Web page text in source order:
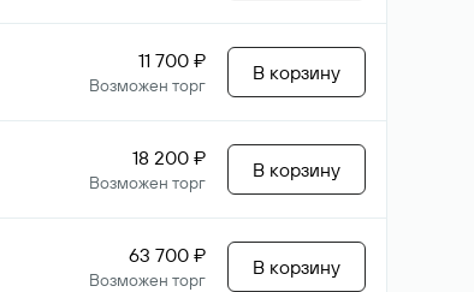
11 700 ₽
Возможен торг
В корзину
18 200 ₽
Возможен торг
В корзину
63 700 ₽
Возможен торг
В корзину